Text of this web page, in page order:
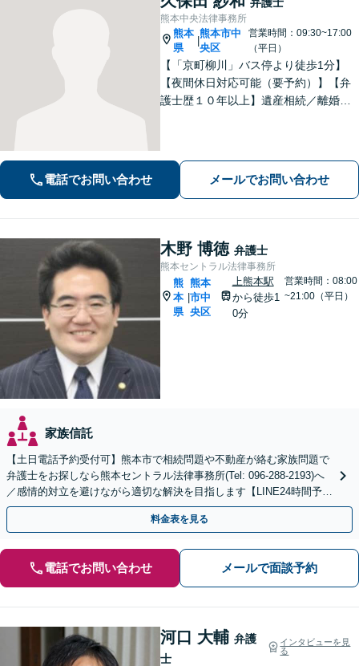
熊本中央法律事務所
熊本
県
熊本市中
央区
営業時間：09:30~17:00
（平日）
【「京町柳川」バス停より徒歩1分】
【夜間休日対応可能（要予約）】【弁
護士歴１０年以上】遺産相続／離婚・
す。お気軽にご相談ください。
電話でお問い合わせ メールでお問い合わせ
木野 博徳 弁護士
熊本セントラル法律事務所
熊
本
県
|
熊本
市中
央区
上熊本駅
から徒歩1
0分
営業時間：08:00
~21:00（平日）
家族信託
【土日電話予約受付可】熊本市で相続問題や不動産が絡む家族問題で
弁護士をお探しなら熊本セントラル法律事務所(Tel: 096-288-2193)へ
／感情的対立を避けながら適切な解決を目指します【LINE24時間予約
受付可】【休日・夜間相談可】
料金表を見る
電話でお問い合わせ メールで面談予約
河口 大輔 弁護
士
インタビューを見
る